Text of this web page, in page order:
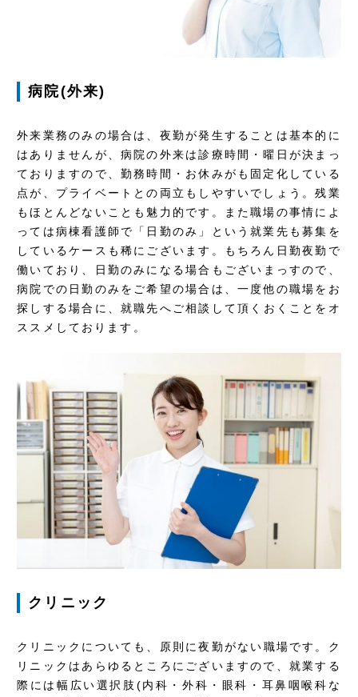
病院(外来)
外来業務のみの場合は、夜勤が発生することは基本的に
はありませんが、病院の外来は診療時間・曜日が決まっ
ておりますので、勤務時間・お休みがも固定化している
点が、プライベートとの両立もしやすいでしょう。残業
もほとんどないことも魅力的です。また職場の事情によ
っては病棟看護師で「日勤のみ」という就業先も募集を
しているケースも稀にございます。もちろん日勤夜勤で
働いており、日勤のみになる場合もございまっすので、
病院での日勤のみをご希望の場合は、一度他の職場をお
探しする場合に、就職先へご相談して頂くおくことをオ
ススメしております。
クリニック
クリニックについても、原則に夜勤がない職場です。ク
リニックはあらゆるところにございますので、就業する
際には幅広い選択肢(内科・外科・眼科・耳鼻咽喉科な